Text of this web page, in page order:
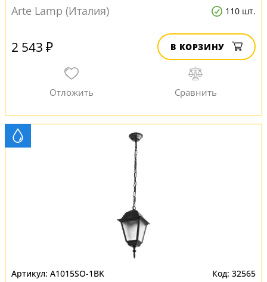
Arte Lamp (Италия)
110 шт.
2 543 ₽ В КОРЗИНУ
A1015SO-1BK 32565